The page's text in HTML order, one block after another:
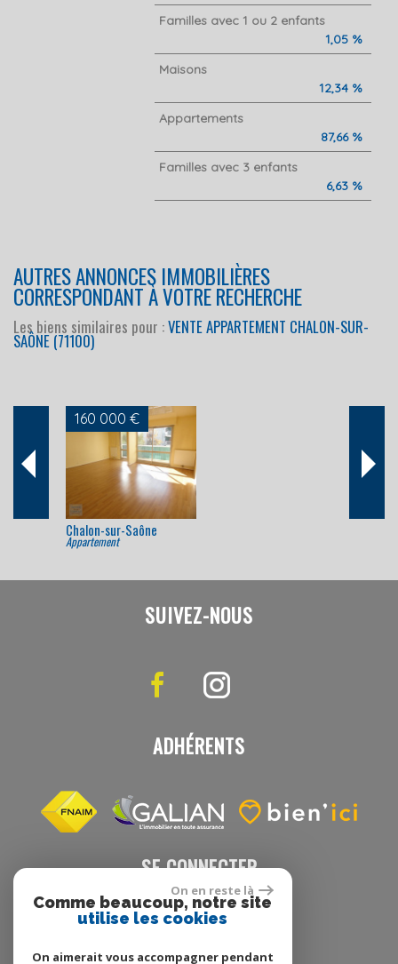
Familles avec 1 ou 2 enfants
1,05 %
Maisons
12,34 %
Appartements
87,66 %
Familles avec 3 enfants
6,63 %
AUTRES ANNONCES IMMOBILIÈRES
CORRESPONDANT À VOTRE RECHERCHE
Les biens similaires pour :VENTE APPARTEMENT CHALON-SUR-
SAÔNE (71100)
160 000 €
Chalon-sur-Saône
Appartement
SUIVEZ-NOUS
ADHÉRENTS
SE CONNECTER
Espace propriétaire
On en reste là
Comme beaucoup, notre site
utilise les cookies
On aimerait vous accompagner pendant